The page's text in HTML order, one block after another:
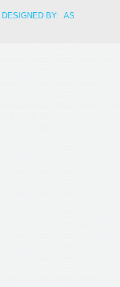
DESIGNED BY: AS